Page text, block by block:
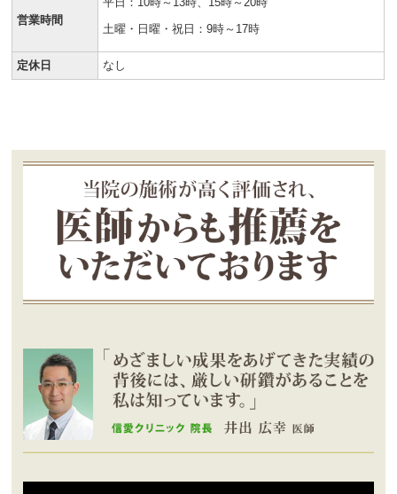
営業時間
土曜・日曜・祝日：9時～17時
定休日 なし